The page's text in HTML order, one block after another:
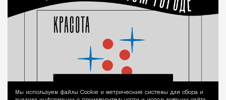
Мы используем файлы Сookie и метрические системы для сбора и